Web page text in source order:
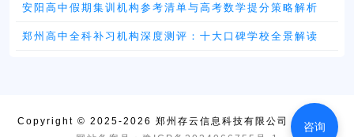
安阳高中假期集训机构参考清单与高考数学提分策略解析
郑州高中全科补习机构深度测评：十大口碑学校全景解读
Copyright © 2025-2026 郑州存云信息科技有限公司 版权所有
咨询